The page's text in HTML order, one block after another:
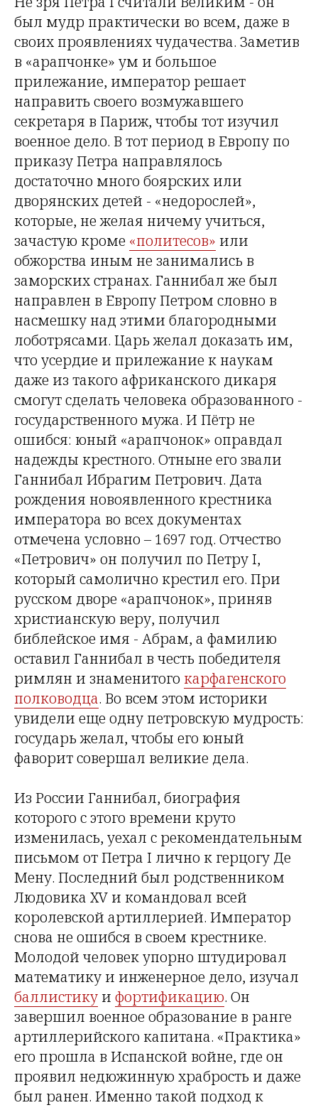
был мудр практически во всем, даже в
своих проявлениях чудачества. Заметив
в «арапчонке» ум и большое
прилежание, император решает
направить своего возмужавшего
секретаря в Париж, чтобы тот изучил
военное дело. В тот период в Европу по
приказу Петра направлялось
достаточно много боярских или
дворянских детей - «недорослей»,
которые, не желая ничему учиться,
зачастую кроме «политесов» или
обжорства иным не занимались в
заморских странах. Ганнибал же был
направлен в Европу Петром словно в
насмешку над этими благородными
лоботрясами. Царь желал доказать им,
что усердие и прилежание к наукам
даже из такого африканского дикаря
смогут сделать человека образованного -
государственного мужа. И Пётр не
ошибся: юный «арапчонок» оправдал
надежды крестного. Отныне его звали
Ганнибал Ибрагим Петрович. Дата
рождения новоявленного крестника
императора во всех документах
отмечена условно – 1697 год. Отчество
«Петрович» он получил по Петру I,
который самолично крестил его. При
русском дворе «арапчонок», приняв
христианскую веру, получил
библейское имя - Абрам, а фамилию
оставил Ганнибал в честь победителя
римлян и знаменитого карфагенского
полководца. Во всем этом историки
увидели еще одну петровскую мудрость:
государь желал, чтобы его юный
фаворит совершал великие дела.
Из России Ганнибал, биография
которого с этого времени круто
изменилась, уехал с рекомендательным
письмом от Петра I лично к герцогу Де
Мену. Последний был родственником
Людовика XV и командовал всей
королевской артиллерией. Император
снова не ошибся в своем крестнике.
Молодой человек упорно штудировал
математику и инженерное дело, изучал
баллистику и фортификацию. Он
завершил военное образование в ранге
артиллерийского капитана. «Практика»
его прошла в Испанской войне, где он
проявил недюжинную храбрость и даже
был ранен. Именно такой подход к